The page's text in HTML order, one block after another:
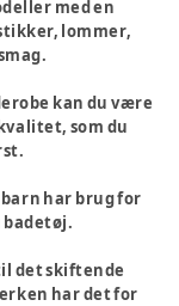
med en
lommer,
kan du være
som du
har brug for
det skiftende
har det for